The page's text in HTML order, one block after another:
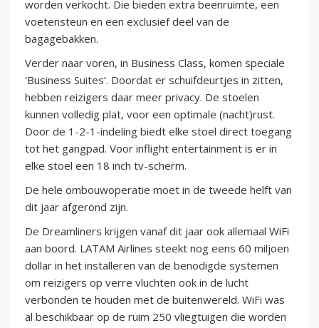
worden verkocht. Die bieden extra beenruimte, een
voetensteun en een exclusief deel van de
bagagebakken.
Verder naar voren, in Business Class, komen speciale
‘Business Suites’. Doordat er schuifdeurtjes in zitten,
hebben reizigers daar meer privacy. De stoelen
kunnen volledig plat, voor een optimale (nacht)rust.
Door de 1-2-1-indeling biedt elke stoel direct toegang
tot het gangpad. Voor inflight entertainment is er in
elke stoel een 18 inch tv-scherm.
De hele ombouwoperatie moet in de tweede helft van
dit jaar afgerond zijn.
De Dreamliners krijgen vanaf dit jaar ook allemaal WiFi
aan boord. LATAM Airlines steekt nog eens 60 miljoen
dollar in het installeren van de benodigde systemen
om reizigers op verre vluchten ook in de lucht
verbonden te houden met de buitenwereld. WiFi was
al beschikbaar op de ruim 250 vliegtuigen die worden